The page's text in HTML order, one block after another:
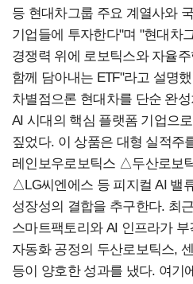
등 현대차그룹 주요 계열사와
기업들에 투자한다"며 "현대차
경쟁력 위에 로보틱스와 자율
함께 담아내는 ETF"라고 설명
차별점으론 현대차를 단순 완
AI 시대의 핵심 플랫폼 기업으
짚었다. 이 상품은 대형 실적
레인보우로보틱스 △두산로보
△LG씨엔에스 등 피지컬 AI 밸
성장성의 결합을 추구한다. 최
스마트팩토리와 AI 인프라가
자동화 공정의 두산로보틱스,
등이 양호한 성과를 냈다. 여기